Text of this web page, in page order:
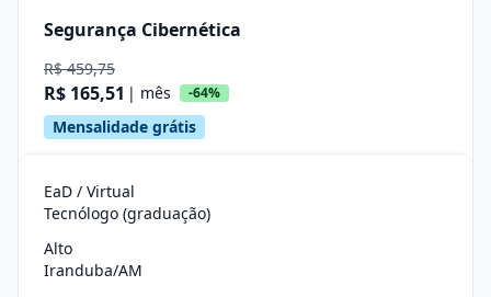
Segurança Cibernética
R$ 459,75
R$ 165,51 | mês -64%
Mensalidade grátis
EaD / Virtual
Tecnólogo (graduação)
Alto
Iranduba/AM